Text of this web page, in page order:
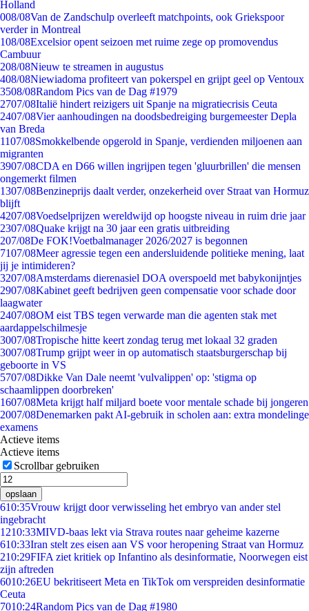
Holland
008/08Van de Zandschulp overleeft matchpoints, ook Griekspoor
verder in Montreal
108/08Excelsior opent seizoen met ruime zege op promovendus
Cambuur
208/08Nieuw te streamen in augustus
408/08Niewiadoma profiteert van pokerspel en grijpt geel op Ventoux
3508/08Random Pics van de Dag #1979
2707/08Italië hindert reizigers uit Spanje na migratiecrisis Ceuta
2407/08Vier aanhoudingen na doodsbedreiging burgemeester Depla
van Breda
1107/08Smokkelbende opgerold in Spanje, verdienden miljoenen aan
migranten
3907/08CDA en D66 willen ingrijpen tegen 'gluurbrillen' die mensen
ongemerkt filmen
1307/08Benzineprijs daalt verder, onzekerheid over Straat van Hormuz
blijft
4207/08Voedselprijzen wereldwijd op hoogste niveau in ruim drie jaar
2307/08Quake krijgt na 30 jaar een gratis uitbreiding
207/08De FOK!Voetbalmanager 2026/2027 is begonnen
7107/08Meer agressie tegen een andersluidende politieke mening, laat
jij je intimideren?
3207/08Amsterdams dierenasiel DOA overspoeld met babykonijntjes
2907/08Kabinet geeft bedrijven geen compensatie voor schade door
laagwater
2407/08OM eist TBS tegen verwarde man die agenten stak met
aardappelschilmesje
3007/08Tropische hitte keert zondag terug met lokaal 32 graden
3007/08Trump grijpt weer in op automatisch staatsburgerschap bij
geboorte in VS
5707/08Dikke Van Dale neemt 'vulvalippen' op: 'stigma op
schaamlippen doorbreken'
1607/08Meta krijgt half miljard boete voor mentale schade bij jongeren
2007/08Denemarken pakt AI-gebruik in scholen aan: extra mondelinge
examens
Actieve items
Actieve items
Scrollbar gebruiken
opslaan
610:35Vrouw krijgt door verwisseling het embryo van ander stel
ingebracht
1210:33MIVD-baas lekt via Strava routes naar geheime kazerne
610:33Iran stelt zes eisen aan VS voor heropening Straat van Hormuz
210:29FIFA ziet kritiek op Infantino als desinformatie, Noorwegen eist
zijn aftreden
6010:26EU bekritiseert Meta en TikTok om verspreiden desinformatie
Ceuta
7010:24Random Pics van de Dag #1980